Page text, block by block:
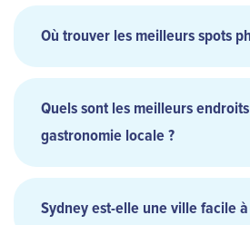
Sydney Harbour
Blue Mountains
Nord de Sydney
Où trouver les meilleurs spots
Opéra Harbour Bridge
Macquarie’s Chair
Blue Mountains
Quels sont les meilleurs
gastronomie locale ?
Sydney est-elle une ville facile